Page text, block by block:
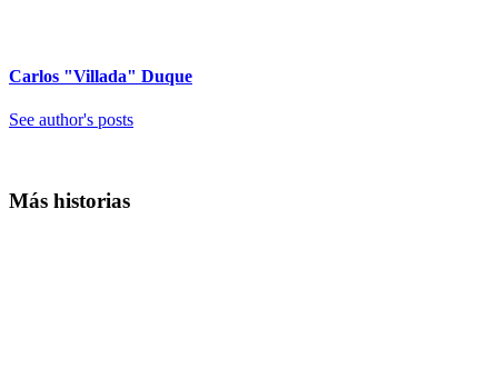
Carlos "Villada" Duque
See author's posts
Más historias